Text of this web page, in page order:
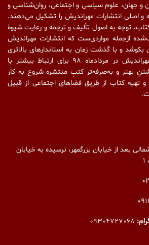
و جهان، علوم سیاسی و اجتماعی، روان‌شناسی و
و اصلیِ انتشارات مهراندیش را تشکیل می‌دهند.
توجه به اصول تألیف و ترجمه و رعایت شیوهٔ
ازجمله مواردی‌ست که انتشارات مهراندیش
و با گذشت زمان به استاندارهای بالاتری
دست پیدا کند.سایت مهراندیش در مردادماه ۹۸ برای ارتباط بیشتر با
بهتر و به‌صرفه‌تر کتبِ منتشره شروع به کار
تهیه کتاب از طریق فضاهای اجتماعی از قبیل
بعد از خیابان بزرگمهر، نرسیده به خیابان